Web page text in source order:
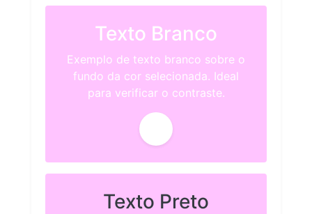
Texto Branco
Exemplo de texto branco sobre o
fundo da cor selecionada. Ideal
para verificar o contraste.
Texto Preto